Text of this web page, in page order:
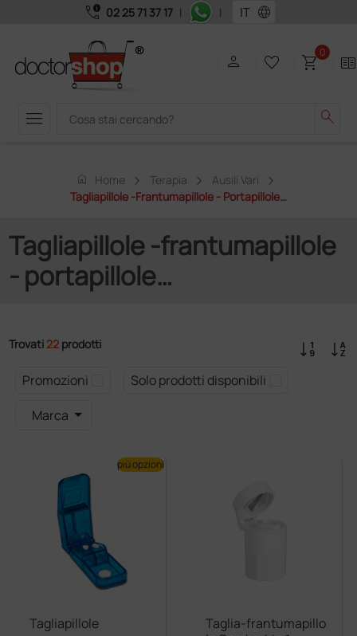
call_quality 02 25 71 37 17 | | language
menu search
person favorite_border shopping_cart0 two_pager
home Home Terapia
Ausili Vari
Tagliapillole -frantumapillole - Portapillole…
Tagliapillole -frantumapillole
- portapillole…
Trovati 22 prodotti
Promozioni
Solo prodotti disponibili
Marca
Tagliapillole
più opzioni
Taglia-frantumapillo